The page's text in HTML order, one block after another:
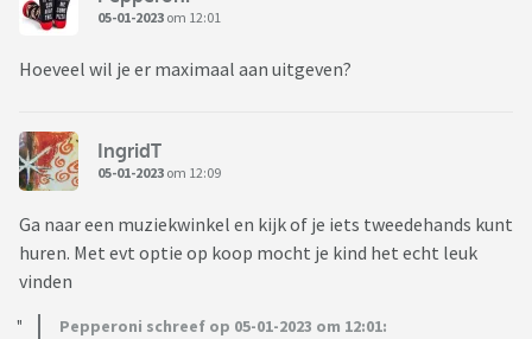
05-01-2023 om 12:01
Hoeveel wil je er maximaal aan uitgeven?
IngridT
05-01-2023 om 12:09
Ga naar een muziekwinkel en kijk of je iets tweedehands kunt
huren. Met evt optie op koop mocht je kind het echt leuk
vinden
Pepperoni schreef op 05-01-2023 om 12:01: